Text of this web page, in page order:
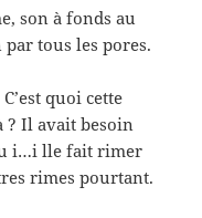
son à fonds au
tous les pores.
quoi cette
? Il avait besoin
u i…i lle fait rimer
rimes pourtant.